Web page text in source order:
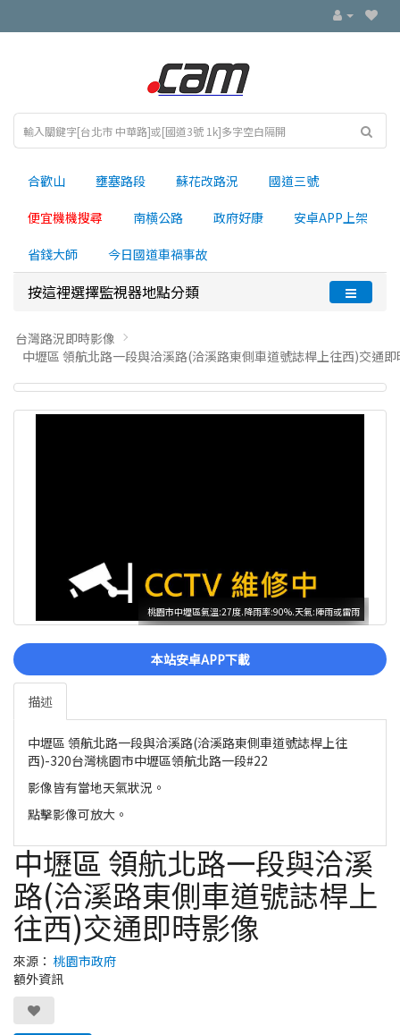
合歡山 壅塞路段 蘇花改路況 國道三號
便宜機機搜尋 南横公路 政府好康 安卓APP上架
省錢大師 今日國道車禍事故
按這裡選擇監視器地點分類
台灣路況即時影像
中壢區 領航北路一段與洽溪路(洽溪路東側車道號誌桿上往西)交通
桃園市中壢區氣溫:27度.降雨率:90%.天氣:陣雨或雷雨
本站安卓APP下載
描述
中壢區 領航北路一段與洽溪路(洽溪路東側車道號誌桿上往
西)-320台灣桃園市中壢區領航北路一段#22
影像皆有當地天氣狀況。
點擊影像可放大。
中壢區 領航北路一段與洽溪
路(洽溪路東側車道號誌桿上
往西)交通即時影像
來源： 桃園市政府
額外資訊